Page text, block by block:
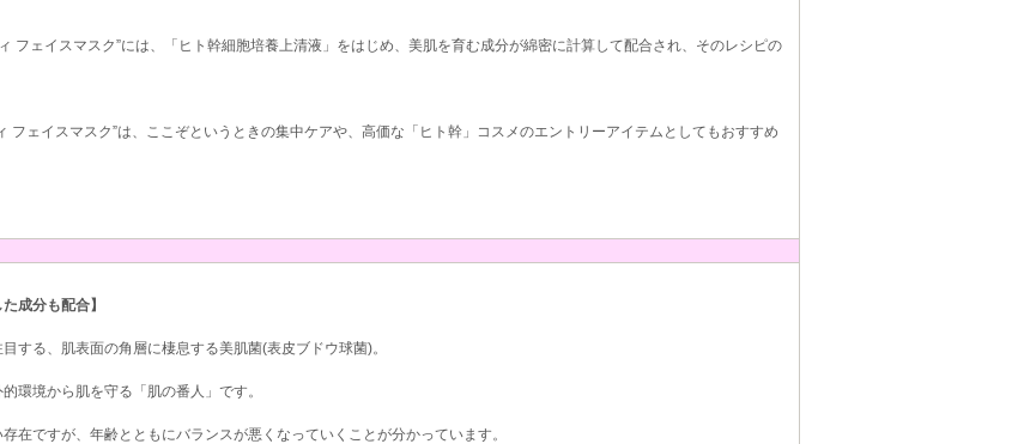
フェイスマスク”には、「ヒト幹細胞培養上清液」をはじめ、美肌を育む成分が綿密に計算して配合され、そのレシピの
フェイスマスク”は、ここぞというときの集中ケアや、高価な「ヒト幹」コスメのエントリーアイテムとしてもおすすめ
成分も配合】
する、肌表面の角層に棲息する美肌菌(表皮ブドウ球菌)。
環境から肌を守る「肌の番人」です。
在ですが、年齢とともにバランスが悪くなっていくことが分かっています。